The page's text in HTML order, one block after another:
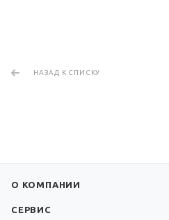
НАЗАД К СПИСКУ
О КОМПАНИИ
СЕРВИС